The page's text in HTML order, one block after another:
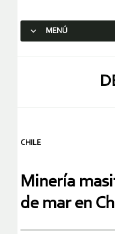
MENÚ
CHILE
Minería
de mar en